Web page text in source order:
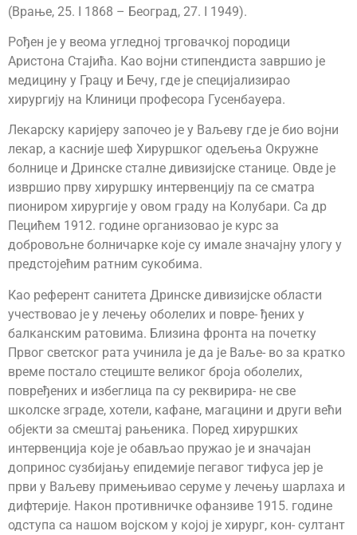
(Врање, 25. I 1868 – Београд, 27. I 1949).
Рођен је у веома угледној трговачкој породици
Аристона Стајића. Као војни стипендиста завршио је
медицину у Грацу и Бечу, где је специјализирао
хирургију на Клиници професора Гусенбауера.
Лекарску каријеру започео је у Ваљеву где је био војни
лекар, а касније шеф Хируршког одељења Окружне
болнице и Дринске сталне дивизијске станице. Овде је
извршио прву хируршку интервенцију па се сматра
пиониром хирургије у овом граду на Колубари. Са др
Пецићем 1912. године организовао је курс за
добровољне болничарке које су имале значајну улогу у
предстојећим ратним сукобима.
Као референт санитета Дринске дивизијске области
учествовао је у лечењу оболелих и повре- ђених у
балканским ратовима. Близина фронта на почетку
Првог светског рата учинила је да је Ваље- во за кратко
време постало стециште великог броја оболелих,
повређених и избеглица па су реквирира- не све
школске зграде, хотели, кафане, магацини и други већи
објекти за смештај рањеника. Поред хируршких
интервенција које је обављао пружао је и значајан
допринос сузбијању епидемије пегавог тифуса јер је
први у Ваљеву примењивао серуме у лечењу шарлаха и
дифтерије. Након противничке офанзиве 1915. године
одступа са нашом војском у којој је хирург, кон- султант